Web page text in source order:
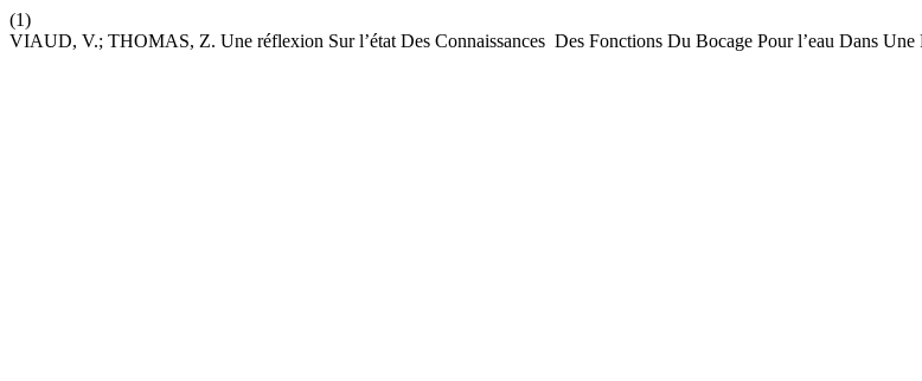
(1)
VIAUD, V.; THOMAS, Z. Une réflexion Sur l’état Des Connaissances Des Fonctions Du Bocage Pour l’eau Dans Une